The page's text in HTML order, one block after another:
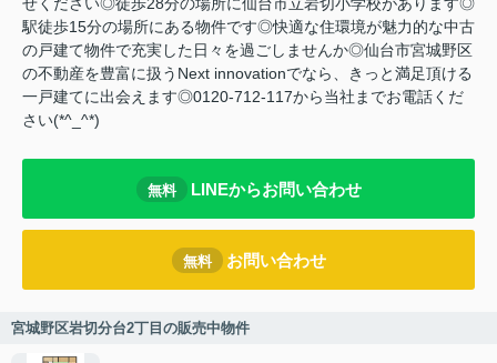
駅徒歩15分の場所にある物件です◎快適な住環境が魅力的な中古
の戸建て物件で充実した日々を過ごしませんか◎仙台市宮城野区
の不動産を豊富に扱うNext innovationでなら、きっと満足頂ける
一戸建てに出会えます◎0120-712-117から当社までお電話くだ
さい(*^_^*)
無料 LINEからお問い合わせ
無料 お問い合わせ
宮城野区岩切分台2丁目の販売中物件